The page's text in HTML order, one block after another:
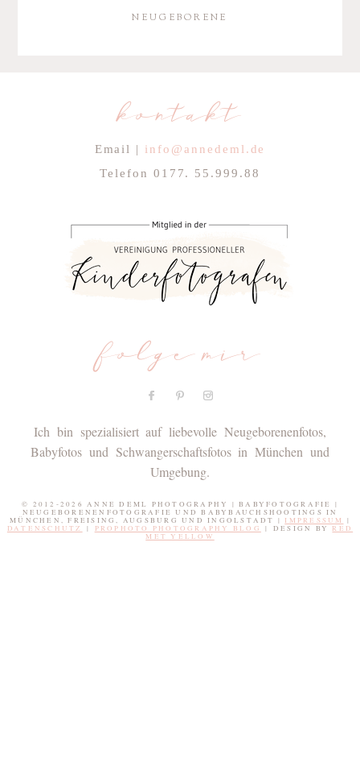
NEUGEBORENE
kontakt
Email | info@annedeml.de
Telefon 0177. 55.999.88
folge mir
Ich bin spezialisiert auf liebevolle Neugeborenenfotos,
Babyfotos und Schwangerschaftsfotos in München und
Umgebung.
© 2012-2026 ANNE DEML PHOTOGRAPHY | BABYFOTOGRAFIE |
NEUGEBORENENFOTOGRAFIE UND BABYBAUCHSHOOTINGS IN
MÜNCHEN, FREISING, AUGSBURG UND INGOLSTADT | IMPRESSUM
|
DATENSCHUTZ
| PROPHOTO PHOTOGRAPHY BLOG | DESIGN BYRED
MET YELLOW